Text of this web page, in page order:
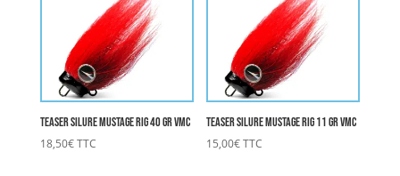
Teaser Silure Mustage rig 40 gr VMC
18,50€TTC
Teaser Silure Mustage rig 11 gr VMC
15,00€TTC